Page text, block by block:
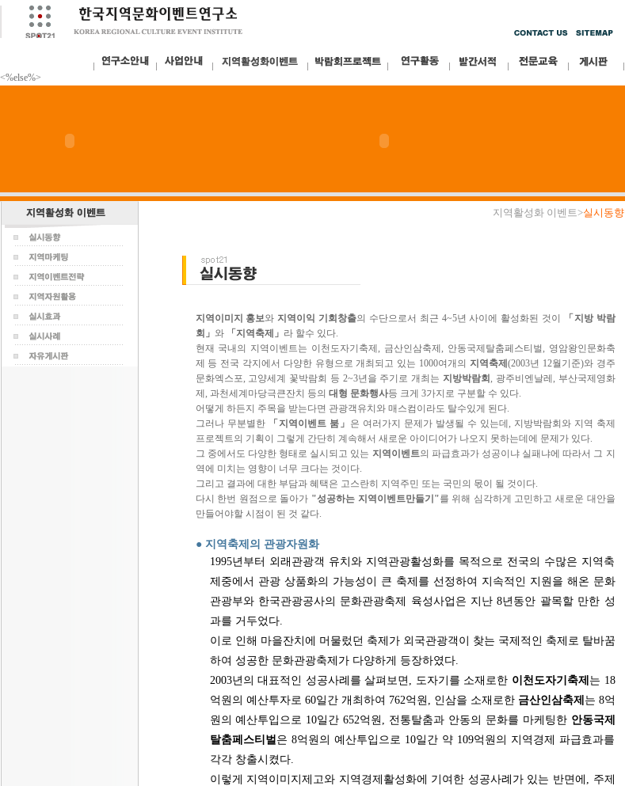
<%else%>
지역활성화 이벤트>실시동향
지역이미지 홍보와지역이익 기회창출의 수단으로서 최근 4~5년 사이에 활성화된 것이
「지방 박람
회」 와 「지역축제」 라 할수 있다.
현재 국내의 지역이벤트는 이천도자기축제, 금산인삼축제, 안동국제탈춤페스티벌, 영암왕인문화축
제 등 전국 각지에서 다양한 유형으로 개최되고 있는 1000여개의 지역축제 (2003년 12월기준)와 경주
문화엑스포, 고양세계 꽃박람회 등 2~3년을 주기로 개최는 지방박람회 , 광주비엔날레, 부산국제영화
제, 과천세계마당극큰잔치 등의 대형 문화행사등 크게 3가지로 구분할 수 있다.
어떻게 하든지 주목을 받는다면 관광객유치와 매스컴이라도 탈수있게 된다.
그러나 무분별한
「지역이벤트 붐」 은 여러가지 문제가 발생될 수 있는데, 지방박람회와 지역 축제
프로젝트의 기획이 그렇게 간단히 계속해서 새로운 아이디어가 나오지 못하는데에 문제가 있다.
그 중에서도 다양한 형태로 실시되고 있는 지역이벤트의 파급효과가 성공이냐 실패냐에 따라서 그 지
역에 미치는 영향이 너무 크다는 것이다.
그리고 결과에 대한 부담과 혜택은 고스란히 지역주민 또는 국민의 몫이 될 것이다.
다시 한번 원점으로 돌아가 "성공하는 지역이벤트만들기"를 위해 심각하게 고민하고 새로운 대안을
만들어야할 시점이 된 것 같다.
● 지역축제의 관광자원화
1995년부터 외래관광객 유치와 지역관광활성화를 목적으로 전국의 수많은 지역축
제중에서 관광 상품화의 가능성이 큰 축제를 선정하여 지속적인 지원을 해온 문화
관광부와 한국관광공사의 문화관광축제 육성사업은 지난 8년동안 괄목할 만한 성
과를 거두었다.
이로 인해 마을잔치에 머물렀던 축제가 외국관광객이 찾는 국제적인 축제로 탈바꿈
하여 성공한 문화관광축제가 다양하게 등장하였다.
2003년의 대표적인 성공사례를 살펴보면, 도자기를 소재로한 이천도자기축제 는 18
억원의 예산투자로 60일간 개최하여 762억원, 인삼을 소재로한 금산인삼축제 는 8억
원의 예산투입으로 10일간 652억원, 전통탈춤과 안동의 문화를 마케팅한 안동국제
탈춤페스티벌 은 8억원의 예산투입으로 10일간 약 109억원의 지역경제 파급효과를
각각 창출시켰다.
이렇게 지역이미지제고와 지역경제활성화에 기여한 성공사례가 있는 반면에, 주제